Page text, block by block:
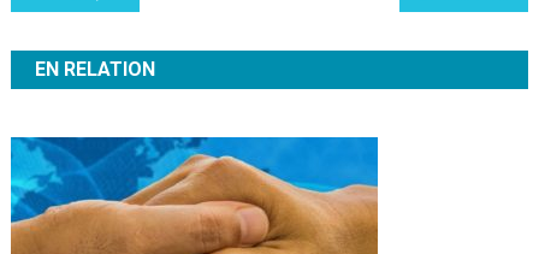
de
l’article
EN RELATION